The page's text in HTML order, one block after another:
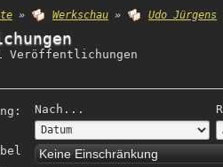
» Werkschau » Udo Jürgens
Veröffentlichungen
Nach...
Keine Einschränkung